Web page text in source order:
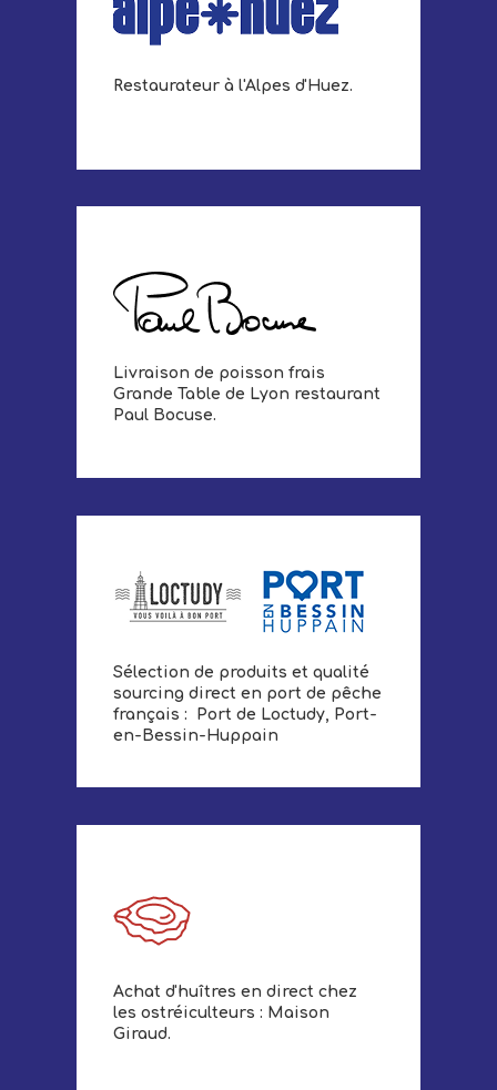
Restaurateur à l'Alpes d'Huez.
Livraison de poisson frais
Grande Table de Lyon restaurant
Paul Bocuse.
Sélection de produits et qualité
sourcing direct en port de pêche
français : Port de Loctudy, Port-
en-Bessin-Huppain
Achat d'huîtres en direct chez
les ostréiculteurs : Maison
Giraud.